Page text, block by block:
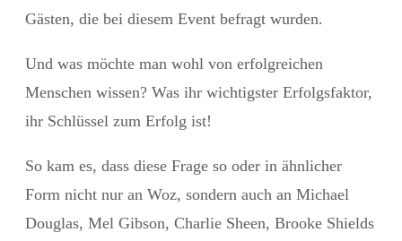
Gästen, die bei diesem Event befragt wurden.
Und was möchte man wohl von erfolgreichen
Menschen wissen? Was ihr wichtigster Erfolgsfaktor,
ihr Schlüssel zum Erfolg ist!
So kam es, dass diese Frage so oder in ähnlicher
Form nicht nur an Woz, sondern auch an Michael
Douglas, Mel Gibson, Charlie Sheen, Brooke Shields